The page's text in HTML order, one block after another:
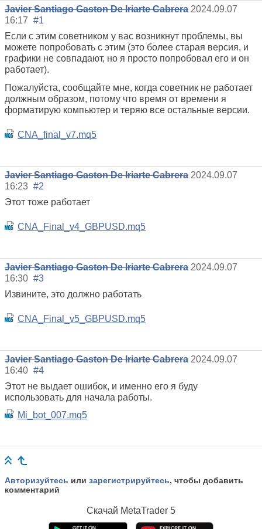
Javier Santiago Gaston De Iriarte Cabrera 2024.09.07
16:17 #1
Если с этим советником у вас возникнут проблемы, вы
можете попробовать с этим (это более старая версия, и
графики не совпадают, но я просто попробовал его и он
работает).
Пожалуйста, сообщайте мне, когда советник не работает
должным образом, потому что время от времени я
форматирую компьютер и теряю все остальные версии.
CNA_final_v7.mq5
Javier Santiago Gaston De Iriarte Cabrera 2024.09.07
16:23 #2
Этот тоже работает
CNA_Final_v4_GBPUSD.mq5
Javier Santiago Gaston De Iriarte Cabrera 2024.09.07
16:30 #3
Извините, это должно работать
CNA_Final_v5_GBPUSD.mq5
Javier Santiago Gaston De Iriarte Cabrera 2024.09.07
16:40 #4
Этот не выдает ошибок, и именно его я буду
использовать для начала работы.
Mi_bot_007.mq5
Авторизуйтесь или зарегистрируйтесь, чтобы добавить
комментарий
Скачай MetaTrader 5